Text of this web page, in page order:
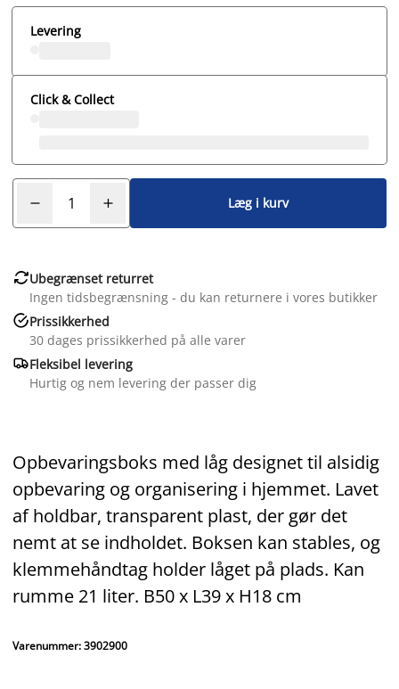
Levering
Click & Collect
Læg i kurv
Ubegrænset returret
Ingen tidsbegrænsning - du kan returnere i vores butikker
Prissikkerhed
30 dages prissikkerhed på alle varer
Fleksibel levering
Hurtig og nem levering der passer dig
Opbevaringsboks med låg designet til alsidig
opbevaring og organisering i hjemmet. Lavet
af holdbar, transparent plast, der gør det
nemt at se indholdet. Boksen kan stables, og
klemmehåndtag holder låget på plads. Kan
rumme 21 liter. B50 x L39 x H18 cm
Varenummer: 3902900